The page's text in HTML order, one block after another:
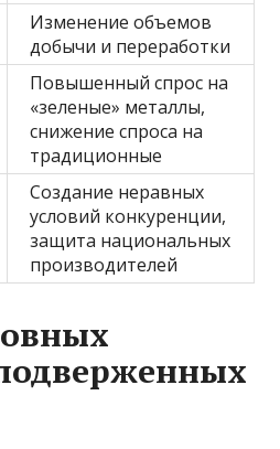
Изменение объемов
добычи и переработки
Повышенный спрос на
«зеленые» металлы,
снижение спроса на
традиционные
Создание неравных
условий конкуренции,
защита национальных
производителей